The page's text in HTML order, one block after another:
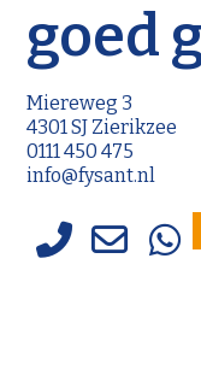
goed
Miereweg 3
4301 SJ Zierikzee
0111 450 475
info@fysant.nl